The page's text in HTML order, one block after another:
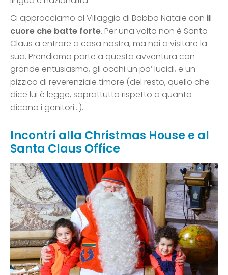
Ci approcciamo al Villaggio di Babbo Natale con il
cuore che batte forte. Per una volta non è Santa
Claus a entrare a casa nostra, ma noi a visitare la
sua. Prendiamo parte a questa avventura con
grande entusiasmo, gli occhi un po’ lucidi, e un
pizzico di reverenziale timore (del resto, quello che
dice lui è legge, soprattutto rispetto a quanto
dicono i genitori…).
Incontri alla Christmas House e al
Santa Claus Office